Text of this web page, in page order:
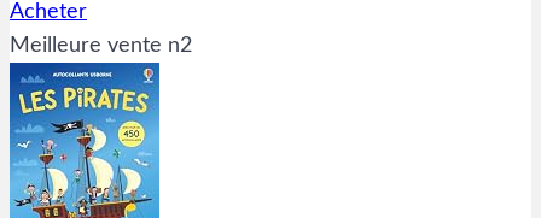
Acheter
Meilleure vente n2